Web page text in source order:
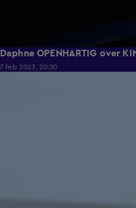
Daphne OPENHARTIG over
7 feb 2023, 20:30